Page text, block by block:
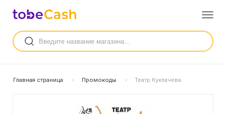
Главная страница Промокоды Театр Куклачева